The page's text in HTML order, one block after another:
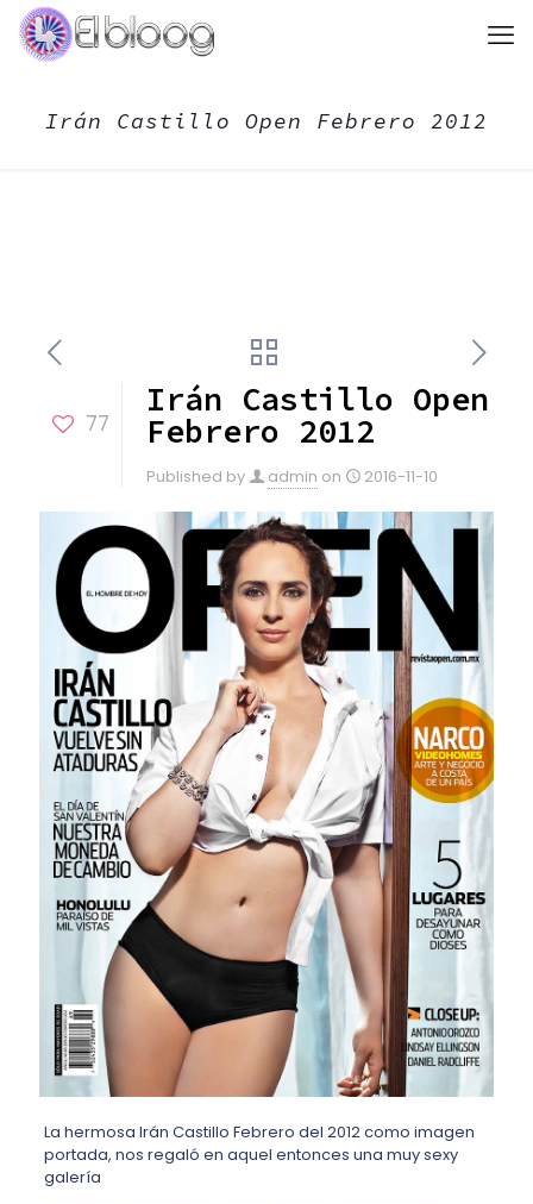
Irán Castillo Open Febrero 2012
77
Irán Castillo Open
Febrero 2012
Published by admin on 2016-11-10
La hermosa Irán Castillo Febrero del 2012 como imagen
portada, nos regaló en aquel entonces una muy sexy
galería